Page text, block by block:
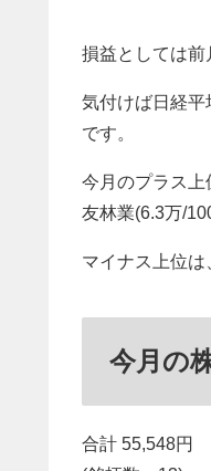
損益としては前
気付けば日経
です。
今月のプラス上
友林業(6.3万/
マイナス上位
今月の
合計 55,548円